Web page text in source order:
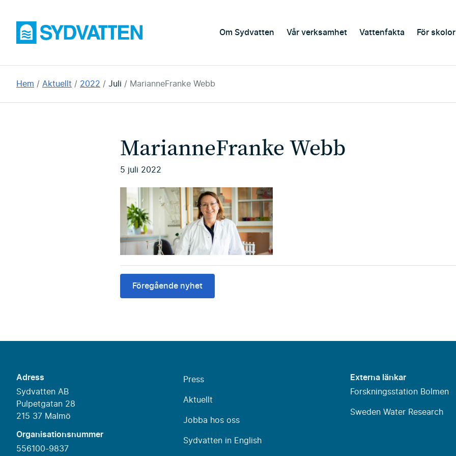
huvudinnehållet
Sydvatten Om Sydvatten Vår verksamhet Vattenfakta För skolor
Du
Hem Aktuellt 2022 Juli MarianneFranke Webb
MarianneFranke Webb
5 juli 2022
Föregående nyhet
Adress
Sydvatten AB
Pulpetgatan 28
215 37 Malmö
Organisationsnummer
556100-9837
Press
Aktuellt
Jobba hos oss
Sydvatten in English
Externa länkar
Forskningsstation Bolmen
Sweden Water Research